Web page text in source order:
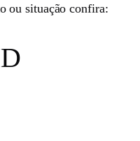
ou situação confira: